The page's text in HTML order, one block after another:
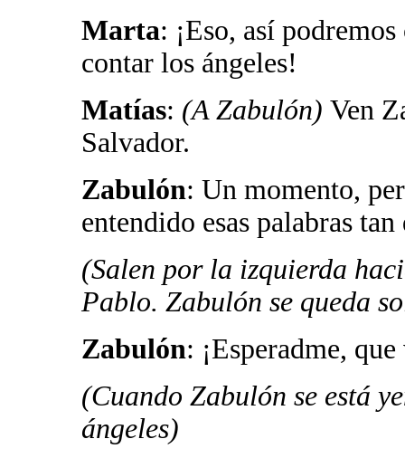
Marta: ¡Eso, así
contar los ángeles!
Matías: (A Zabulón) Ven
Salvador.
Zabulón: Un momento,
entendido esas palabras
(Salen por la izquierda
Pablo. Zabulón se queda
Zabulón: ¡Esperadme,
(Cuando Zabulón se está
ángeles)